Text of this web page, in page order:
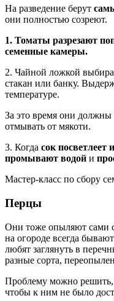
На разведение берут
они полностью созреют.
1. Томаты разрезают
семенные камеры.
2. Чайной ложкой
стакан или банку.
температуре.
За это время они должны
отмывать от мякоти.
3. Когда сок посветлеет
промывают водой и
Мастер-класс по сбору
Перцы
Они тоже опыляют сами
на огороде всегда
любят заглянуть в
разные сорта,
Проблему можно решить,
чтобы к ним не было